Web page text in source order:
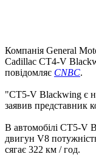
Компанія General
Cadillac CT4-V
повідомляє CNBC.
"CT5-V Blackwing є
заявив представник
В автомобілі CT5-V
двигун V8
сягає 322 км / год.